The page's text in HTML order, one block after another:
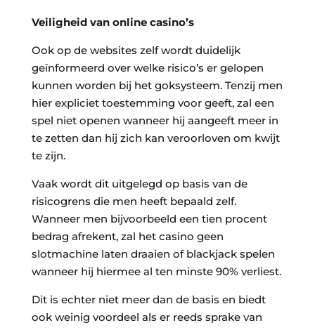
Veiligheid van online casino’s
Ook op de websites zelf wordt duidelijk
geïnformeerd over welke risico’s er gelopen
kunnen worden bij het goksysteem. Tenzij men
hier expliciet toestemming voor geeft, zal een
spel niet openen wanneer hij aangeeft meer in
te zetten dan hij zich kan veroorloven om kwijt
te zijn.
Vaak wordt dit uitgelegd op basis van de
risicogrens die men heeft bepaald zelf.
Wanneer men bijvoorbeeld een tien procent
bedrag afrekent, zal het casino geen
slotmachine laten draaien of blackjack spelen
wanneer hij hiermee al ten minste 90% verliest.
Dit is echter niet meer dan de basis en biedt
ook weinig voordeel als er reeds sprake van